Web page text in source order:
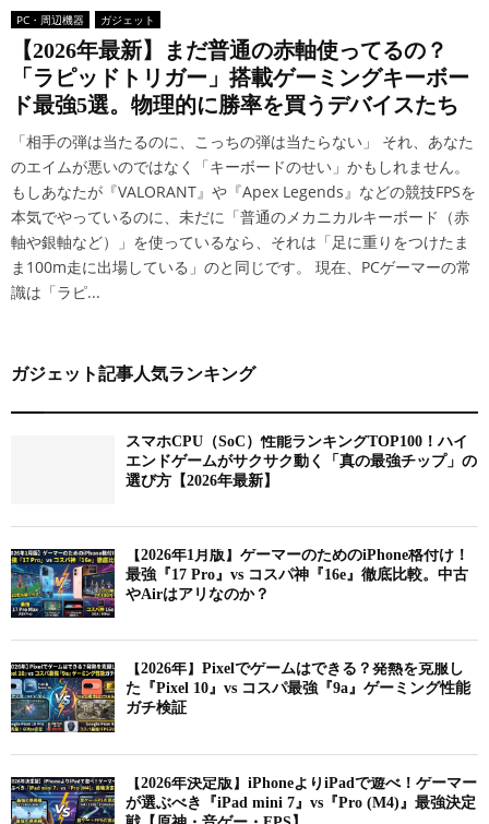
PC・周辺機器 ガジェット
【2026年最新】まだ普通の赤軸使ってるの？
「ラピッドトリガー」搭載ゲーミングキーボー
ド最強5選。物理的に勝率を買うデバイスたち
「相手の弾は当たるのに、こっちの弾は当たらない」 それ、あなた
のエイムが悪いのではなく「キーボードのせい」かもしれません。
もしあなたが『VALORANT』や『Apex Legends』などの競技FPSを
本気でやっているのに、未だに「普通のメカニカルキーボード（赤
軸や銀軸など）」を使っているなら、それは「足に重りをつけたま
ま100m走に出場している」のと同じです。 現在、PCゲーマーの常
識は「ラピ...
ガジェット記事人気ランキング
スマホCPU（SoC）性能ランキングTOP100！ハイ
エンドゲームがサクサク動く「真の最強チップ」の
選び方【2026年最新】
【2026年1月版】ゲーマーのためのiPhone格付け！
最強『17 Pro』vs コスパ神『16e』徹底比較。中古
やAirはアリなのか？
【2026年】Pixelでゲームはできる？発熱を克服し
た『Pixel 10』vs コスパ最強『9a』ゲーミング性能
ガチ検証
【2026年決定版】iPhoneよりiPadで遊べ！ゲーマー
が選ぶべき『iPad mini 7』vs『Pro (M4)』最強決定